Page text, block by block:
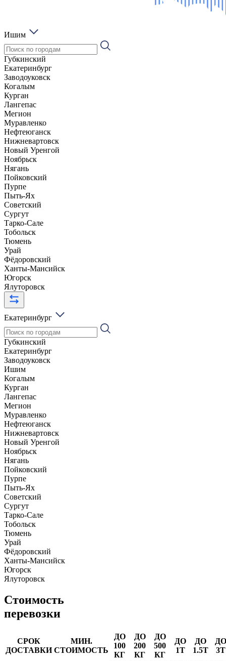
Ишим
Губкинский
Екатеринбург
Заводоуковск
Когалым
Курган
Лангепас
Мегион
Муравленко
Нефтеюганск
Нижневартовск
Новый Уренгой
Ноябрьск
Нягань
Пойковский
Пурпе
Пыть-Ях
Советский
Сургут
Тарко-Сале
Тобольск
Тюмень
Урай
Фёдоровский
Ханты-Мансийск
Югорск
Ялуторовск
Екатеринбург
Губкинский
Екатеринбург
Заводоуковск
Ишим
Когалым
Курган
Лангепас
Мегион
Муравленко
Нефтеюганск
Нижневартовск
Новый Уренгой
Ноябрьск
Нягань
Пойковский
Пурпе
Пыть-Ях
Советский
Сургут
Тарко-Сале
Тобольск
Тюмень
Урай
Фёдоровский
Ханты-Мансийск
Югорск
Ялуторовск
Стоимость
перевозки
СРОК
ДОСТАВКИ
МИН.
СТОИМОСТЬ
ДО
100
КГ
ДО
200
КГ
ДО
500
КГ
ДО
1Т
ДО
1.5Т
ДО
3Т